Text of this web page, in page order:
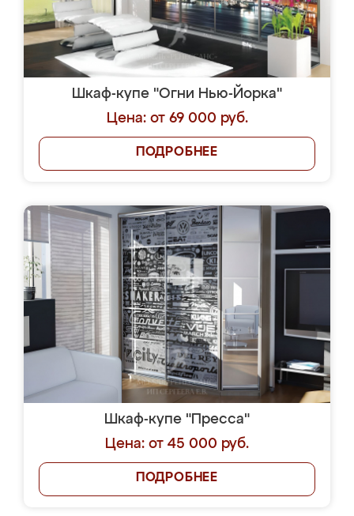
Шкаф-купе "Огни Нью-Йорка"
Цена: от 69 000 руб.
ПОДРОБНЕЕ
Шкаф-купе "Пресса"
Цена: от 45 000 руб.
ПОДРОБНЕЕ